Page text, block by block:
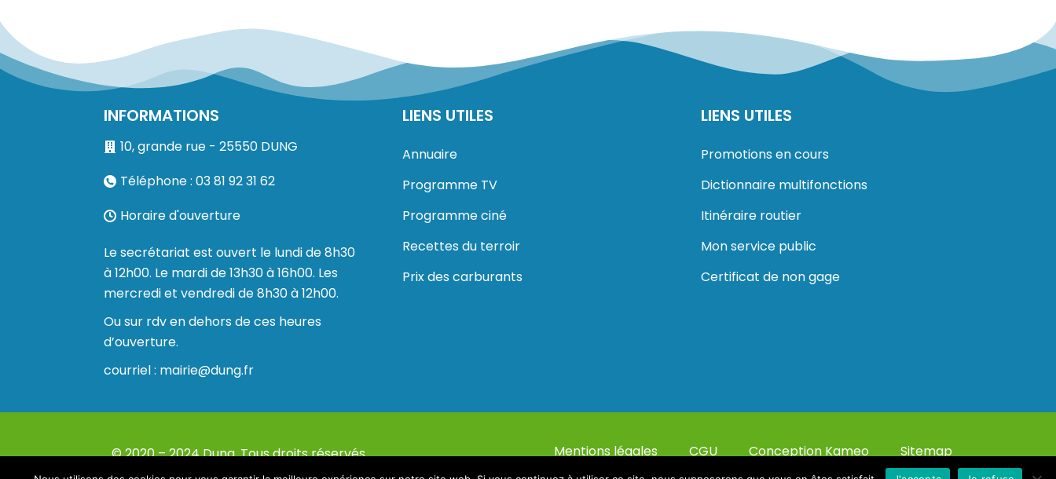
INFORMATIONS
10, grande rue - 25550 DUNG
Téléphone : 03 81 92 31 62
Horaire d'ouverture
Le secrétariat est ouvert le lundi de 8h30
à 12h00. Le mardi de 13h30 à 16h00. Les
mercredi et vendredi de 8h30 à 12h00.
Ou sur rdv en dehors de ces heures
d’ouverture.
courriel : mairie@dung.fr
LIENS UTILES
Annuaire
Programme TV
Programme ciné
Recettes du terroir
Prix des carburants
LIENS UTILES
Promotions en cours
Dictionnaire multifonctions
Itinéraire routier
Mon service public
Certificat de non gage
© 2020 – 2024 Dung. Tous droits réservés. Mentions légales CGU Conception Kameo Sitemap